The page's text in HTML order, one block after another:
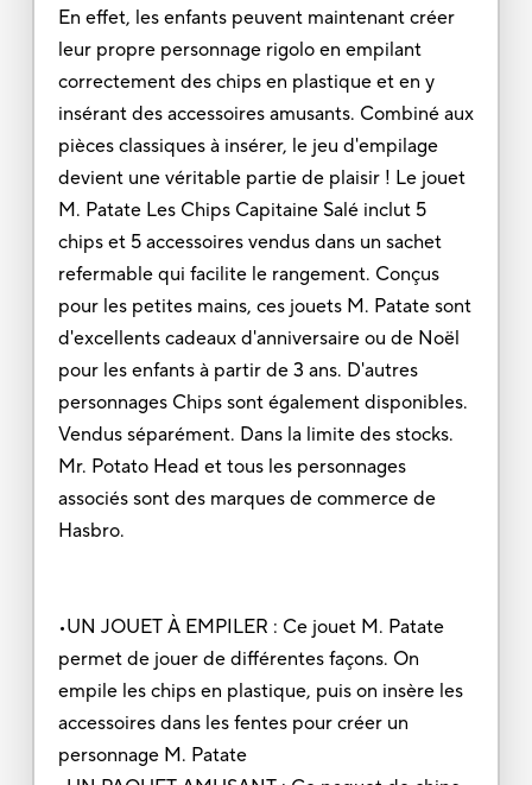
En effet, les enfants peuvent maintenant créer
leur propre personnage rigolo en empilant
correctement des chips en plastique et en y
insérant des accessoires amusants. Combiné aux
pièces classiques à insérer, le jeu d'empilage
devient une véritable partie de plaisir ! Le jouet
M. Patate Les Chips Capitaine Salé inclut 5
chips et 5 accessoires vendus dans un sachet
refermable qui facilite le rangement. Conçus
pour les petites mains, ces jouets M. Patate sont
d'excellents cadeaux d'anniversaire ou de Noël
pour les enfants à partir de 3 ans. D'autres
personnages Chips sont également disponibles.
Vendus séparément. Dans la limite des stocks.
Mr. Potato Head et tous les personnages
associés sont des marques de commerce de
Hasbro.
•UN JOUET À EMPILER : Ce jouet M. Patate
permet de jouer de différentes façons. On
empile les chips en plastique, puis on insère les
accessoires dans les fentes pour créer un
personnage M. Patate